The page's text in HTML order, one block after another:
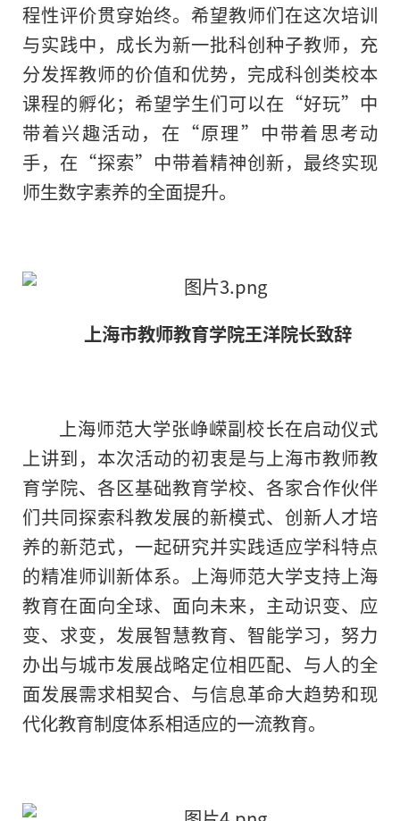
程性评价贯穿始终。希望教师们在这次培训
与实践中，成长为新一批科创种子教师，充
分发挥教师的价值和优势，完成科创类校本
课程的孵化；希望学生们可以在“好玩”中
带着兴趣活动，在“原理”中带着思考动
手，在“探索”中带着精神创新，最终实现
师生数字素养的全面提升。
上海市教师教育学院王洋院长致辞
上海师范大学张峥嵘副校长在启动仪式
上讲到，本次活动的初衷是与上海市教师教
育学院、各区基础教育学校、各家合作伙伴
们共同探索科教发展的新模式、创新人才培
养的新范式，一起研究并实践适应学科特点
的精准师训新体系。上海师范大学支持上海
教育在面向全球、面向未来，主动识变、应
变、求变，发展智慧教育、智能学习，努力
办出与城市发展战略定位相匹配、与人的全
面发展需求相契合、与信息革命大趋势和现
代化教育制度体系相适应的一流教育。